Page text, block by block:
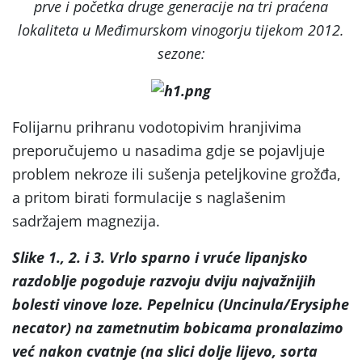
prve i početka druge generacije na tri praćena
lokaliteta u Međimurskom vinogorju tijekom 2012.
sezone:
Folijarnu prihranu vodotopivim hranjivima
preporučujemo u nasadima gdje se pojavljuje
problem nekroze ili sušenja peteljkovine grožđa,
a pritom birati formulacije s naglašenim
sadržajem magnezija.
Slike 1., 2. i 3. Vrlo sparno i vruće lipanjsko
razdoblje pogoduje razvoju dviju najvažnijih
bolesti vinove loze. Pepelnicu (Uncinula/Erysiphe
necator) na zametnutim bobicama pronalazimo
već nakon cvatnje (na slici dolje lijevo, sorta